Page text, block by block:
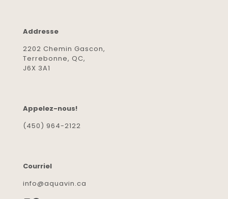
Addresse
2202 Chemin Gascon,
Terrebonne, QC,
J6X 3A1
Appelez-nous!
(450) 964-2122
Courriel
info@aquavin.ca